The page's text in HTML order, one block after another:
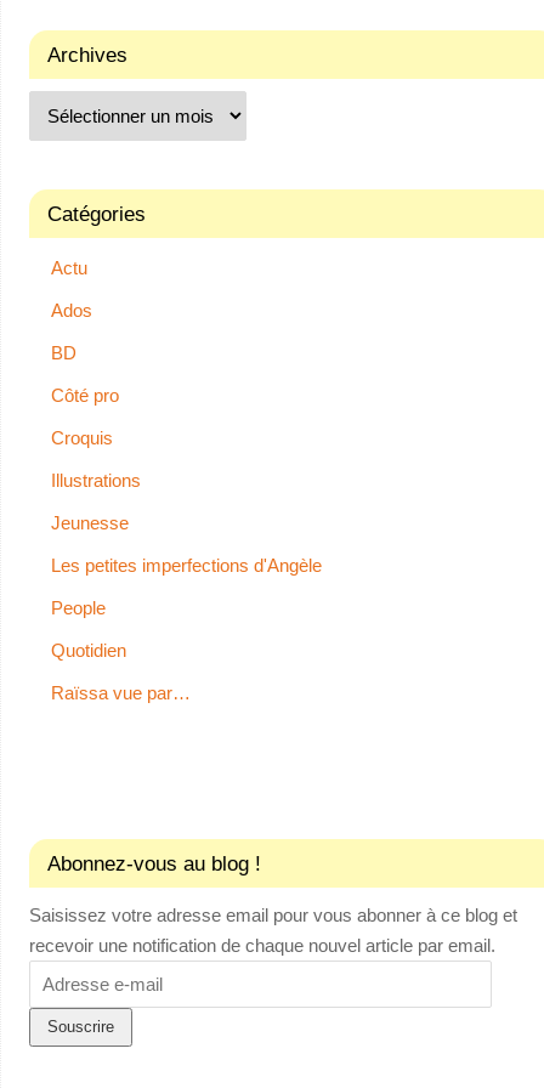
Archives
Catégories
Actu
Ados
BD
Côté pro
Croquis
Illustrations
Jeunesse
Les petites imperfections d'Angèle
People
Quotidien
Raïssa vue par…
Abonnez-vous au blog !
Saisissez votre adresse email pour vous abonner à ce blog et
recevoir une notification de chaque nouvel article par email.
Adresse
e-
mail